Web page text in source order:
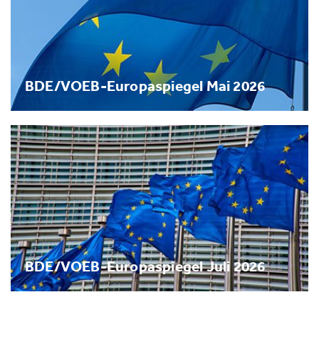
BDE/VOEB-Europaspiegel Mai 2026
BDE/VOEB-Europaspiegel Juli 2026